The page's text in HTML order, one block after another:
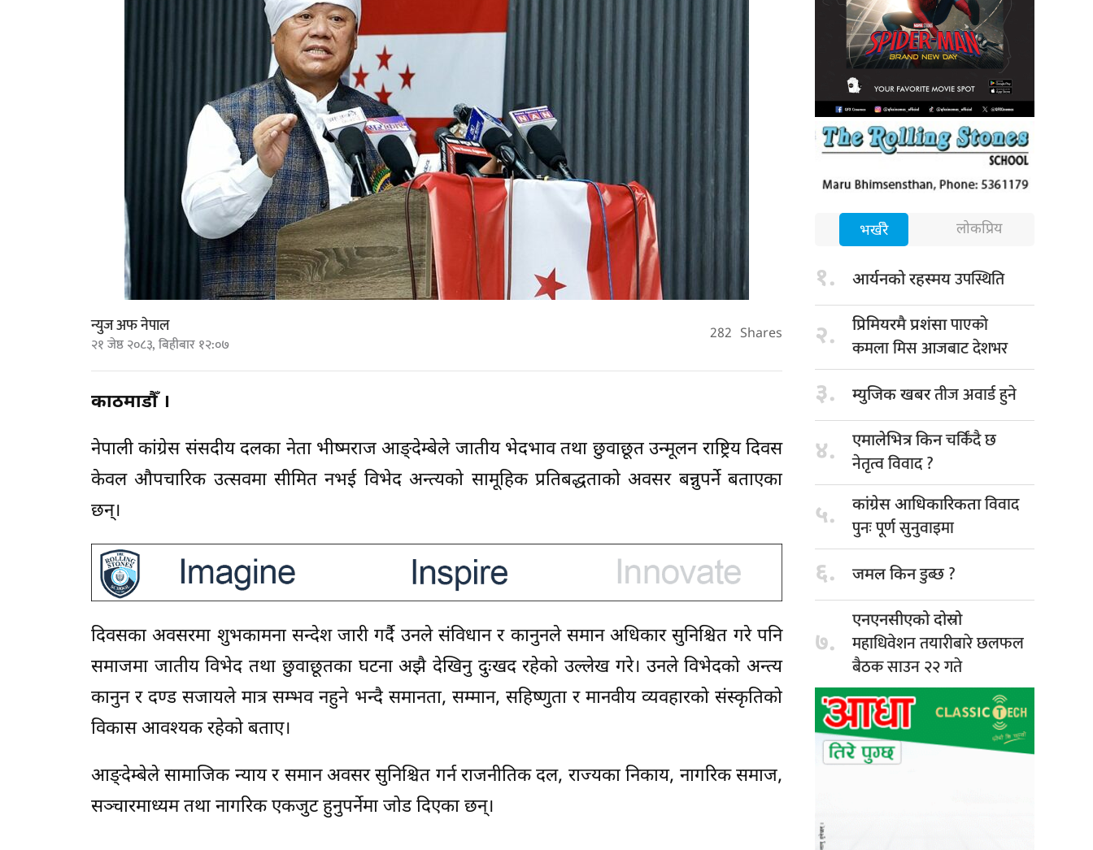
न्युज अफ नेपाल
२१ जेष्ठ २०८३, बिहीबार १२:०७ 282 Shares
काठमाडौँ ।
नेपाली कांग्रेस संसदीय दलका नेता भीष्मराज आङ्देम्बेले जातीय भेदभाव तथा छुवाछूत उन्मूलन राष्ट्रिय दिवस
केवल औपचारिक उत्सवमा सीमित नभई विभेद अन्त्यको सामूहिक प्रतिबद्धताको अवसर बन्नुपर्ने बताएका
छन्।
दिवसका अवसरमा शुभकामना सन्देश जारी गर्दै उनले संविधान र कानुनले समान अधिकार सुनिश्चित गरे पनि
समाजमा जातीय विभेद तथा छुवाछूतका घटना अझै देखिनु दुःखद रहेको उल्लेख गरे। उनले विभेदको अन्त्य
कानुन र दण्ड सजायले मात्र सम्भव नहुने भन्दै समानता, सम्मान, सहिष्णुता र मानवीय व्यवहारको संस्कृतिको
विकास आवश्यक रहेको बताए।
आङ्देम्बेले सामाजिक न्याय र समान अवसर सुनिश्चित गर्न राजनीतिक दल, राज्यका निकाय, नागरिक समाज,
सञ्चारमाध्यम तथा नागरिक एकजुट हुनुपर्नेमा जोड दिएका छन्।
भर्खरै लोकप्रिय
१. आर्यनको रहस्मयउपस्थिति
२. प्रिमियरमै प्रशंसापाएको
कमला मिस आजबाट देशभर
३. म्युजिक खबरतीज अवार्ड हुने
४. एमालेभित्र किनचर्किंदै छ
नेतृत्व विवाद ?
५. कांग्रेस आधिकारिकताविवाद
पुनः पूर्ण सुनुवाइमा
६. जमल किनडुब्छ ?
७.
एनएनसीएको दोस्रो
महाधिवेशन तयारीबारे छलफल
बैठक साउन २२ गते